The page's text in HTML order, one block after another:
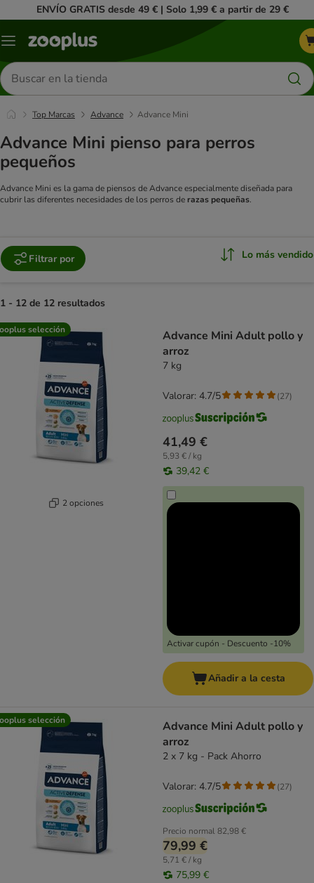
ENVÍO GRATIS desde 49 € | Solo 1,99 € a partir de 29 €
Menú
Buscar
productos
Top Marcas Advance Advance Mini
Advance Mini pienso para perros
pequeños
Advance Mini es la gama de piensos de Advance especialmente diseñada para
cubrir las diferentes necesidades de los perros de razas pequeñas.
Filtrar por Lo más vendido
1 - 12 de 12 resultados
product items have been changed
selección
2 opciones
Advance Mini Adult pollo y
arroz
7 kg
41,49 €
5,93 € / kg
39,42 €
Activar cupón - Descuento -10%
Valorar: 4.7/5 (27)
Añadir a la cesta
selección
Advance Mini Adult pollo y
arroz
2 x 7 kg - Pack Ahorro
Precio normal82,98 €
79,99 €
5,71 € / kg
75,99 €
Valorar: 4.7/5 (27)